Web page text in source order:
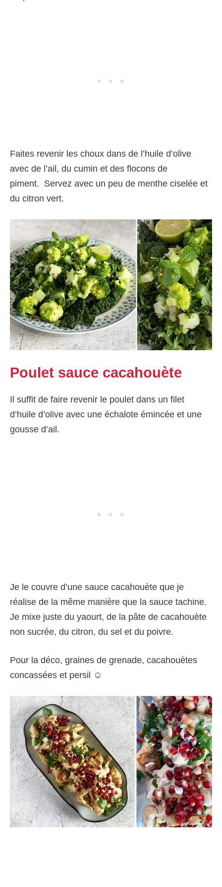
Faites revenir les choux dans de l’huile d’olive
avec de l’ail, du cumin et des flocons de
piment. Servez avec un peu de menthe ciselée et
du citron vert.
Poulet sauce cacahouète
Il suffit de faire revenir le poulet dans un filet
d’huile d’olive avec une échalote émincée et une
gousse d’ail.
Je le couvre d’une sauce cacahouète que je
réalise de la même manière que la sauce tachine.
Je mixe juste du yaourt, de la pâte de cacahouète
non sucrée, du citron, du sel et du poivre.
Pour la déco, graines de grenade, cacahouètes
concassées et persil ☺